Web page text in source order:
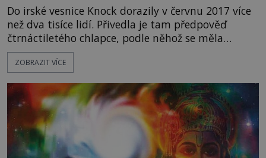
Do irské vesnice Knock dorazily v červnu 2017 více
než dva tisíce lidí. Přivedla je tam předpověď
čtrnáctiletého chlapce, podle něhož se měla
přesně ve tři hodiny odpoledne zjevit Panna Marie.
Když slunce vystoupilo z mraků, část davu začala
chlapcovo proroctví, nebo poutníci spatřili pouze
neobvyklou hru světla? [gallery
ids="170530,170531,1705
ZOBRAZIT VÍCE